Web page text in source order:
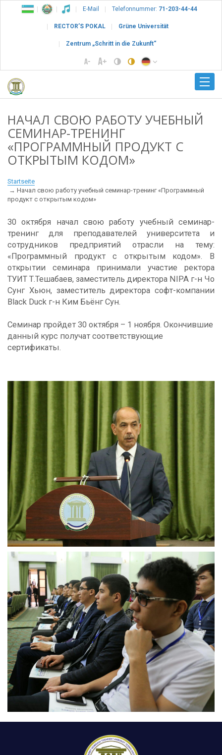
E-Mail Telefonnummer: 71-203-44-44
RECTOR’S POKAL Grüne Universität
Zentrum „Schritt in die Zukunft“
НАЧАЛ СВОЮ РАБОТУ УЧЕБНЫЙ
СЕМИНАР-ТРЕНИНГ
«ПРОГРАММНЫЙ ПРОДУКТ С
ОТКРЫТЫМ КОДОМ»
Startseite
Начал свою работу учебный семинар-тренинг «Программный
продукт с открытым кодом»
30 октября начал свою работу учебный семинар-
тренинг для преподавателей университета и
сотрудников предприятий отрасли на тему:
«Программный продукт с открытым кодом». В
открытии семинара принимали участие ректора
ТУИТ Т.Тешабаев, заместитель директора NIPA г-н Чо
Сунг Хьюн, заместитель директора софт-компании
Black Duck г-н Ким Бьёнг Сун.
Семинар пройдет 30 октября – 1 ноября. Окончившие
данный курс получат соответствующие
сертификаты.